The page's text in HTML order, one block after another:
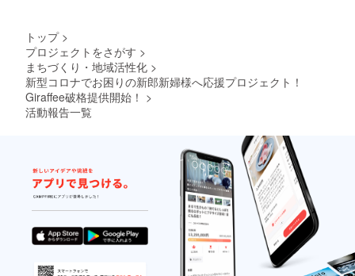
トップ >
プロジェクトをさがす >
まちづくり・地域活性化 >
新型コロナでお困りの新郎新婦様へ応援プロジェクト！
Giraffee破格提供開始！ >
活動報告一覧